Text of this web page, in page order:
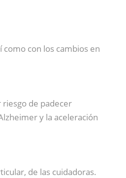
como con los cambios en
riesgo de padecer
y la aceleración
de las cuidadoras.